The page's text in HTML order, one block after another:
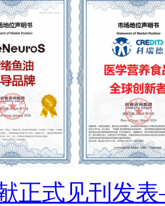
正式见刊发